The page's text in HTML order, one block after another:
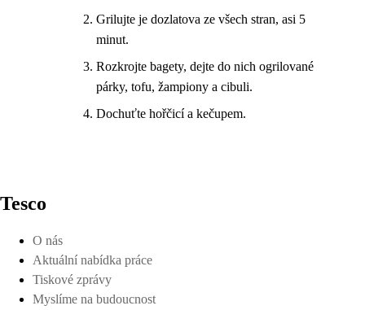
Grilujte je dozlatova ze všech stran, asi 5
minut.
Rozkrojte bagety, dejte do nich ogrilované
párky, tofu, žampiony a cibuli.
Dochuťte hořčicí a kečupem.
Tesco
O nás
Aktuální nabídka práce
Tiskové zprávy
Myslíme na budoucnost